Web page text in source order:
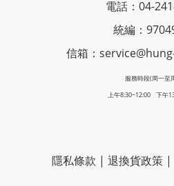
電話：04-
統編：
信箱：
服務時段(周一至
上午8:30~12:00 下午
隱私條款 | 退換貨政策|